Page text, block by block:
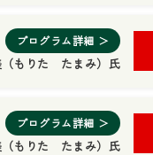
プログラム詳細 ＞
もりた たまみ）氏
プログラム詳細 ＞
もりた たまみ）氏